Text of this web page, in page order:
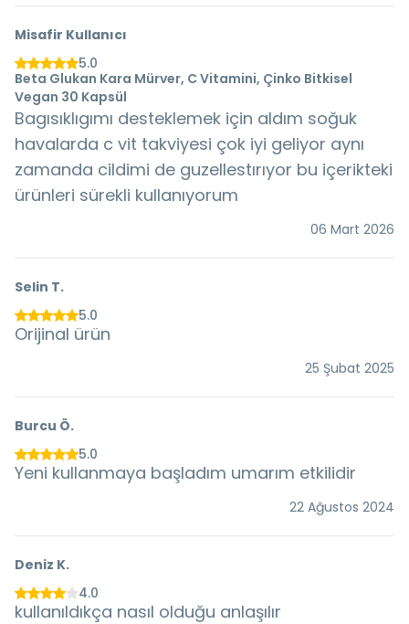
Misafir Kullanıcı
5.0
Beta Glukan Kara Mürver, C Vitamini, Çinko Bitkisel
Vegan 30 Kapsül
Bagısıklıgımı desteklemek için aldım soğuk
havalarda c vit takviyesi çok iyi geliyor aynı
zamanda cildimi de guzellestırıyor bu içerikteki
ürünleri sürekli kullanıyorum
06 Mart 2026
Selin T.
5.0
Orijinal ürün
25 Şubat 2025
Burcu Ö.
5.0
Yeni kullanmaya başladım umarım etkilidir
22 Ağustos 2024
Deniz K.
4.0
kullanıldıkça nasıl olduğu anlaşılır